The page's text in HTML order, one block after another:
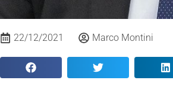
22/12/2021 Marco Montini